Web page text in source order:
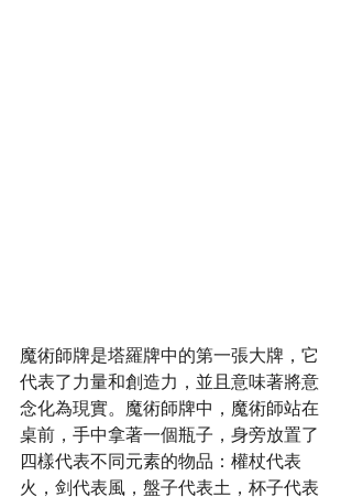
魔術師牌是塔羅牌中的第一張大牌，它
代表了力量和創造力，並且意味著將意
念化為現實。魔術師牌中，魔術師站在
桌前，手中拿著一個瓶子，身旁放置了
四樣代表不同元素的物品：權杖代表
火，剑代表風，盤子代表土，杯子代表